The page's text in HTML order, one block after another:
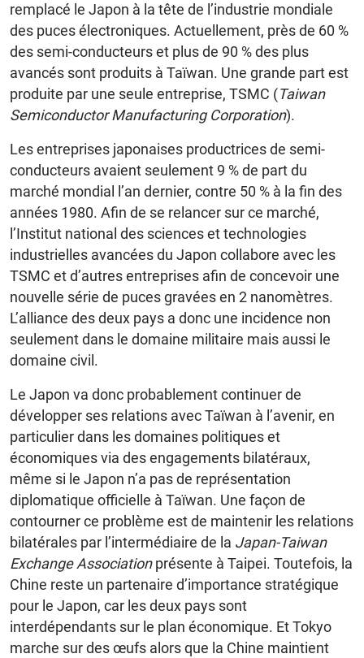
remplacé le Japon à la tête de l’industrie mondiale
des puces électroniques. Actuellement, près de 60 %
des semi-conducteurs et plus de 90 % des plus
avancés sont produits à Taïwan. Une grande part est
produite par une seule entreprise, TSMC (Taiwan
Semiconductor Manufacturing Corporation).
Les entreprises japonaises productrices de semi-
conducteurs avaient seulement 9 % de part du
marché mondial l’an dernier, contre 50 % à la fin des
années 1980. Afin de se relancer sur ce marché,
l’Institut national des sciences et technologies
industrielles avancées du Japon collabore avec les
TSMC et d’autres entreprises afin de concevoir une
nouvelle série de puces gravées en 2 nanomètres.
L’alliance des deux pays a donc une incidence non
seulement dans le domaine militaire mais aussi le
domaine civil.
Le Japon va donc probablement continuer de
développer ses relations avec Taïwan à l’avenir, en
particulier dans les domaines politiques et
économiques via des engagements bilatéraux,
même si le Japon n’a pas de représentation
diplomatique officielle à Taïwan. Une façon de
contourner ce problème est de maintenir les relations
bilatérales par l’intermédiaire de la Japan-Taiwan
Exchange Associationprésente à Taipei. Toutefois, la
Chine reste un partenaire d’importance stratégique
pour le Japon, car les deux pays sont
interdépendants sur le plan économique. Et Tokyo
marche sur des œufs alors que la Chine maintient